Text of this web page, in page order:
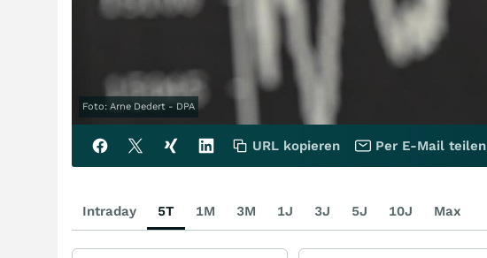
Foto: Arne Dedert - DPA
URL kopieren Per E-Mail teilen
Intraday 5T 1M 3M 1J 3J 5J 10J Max